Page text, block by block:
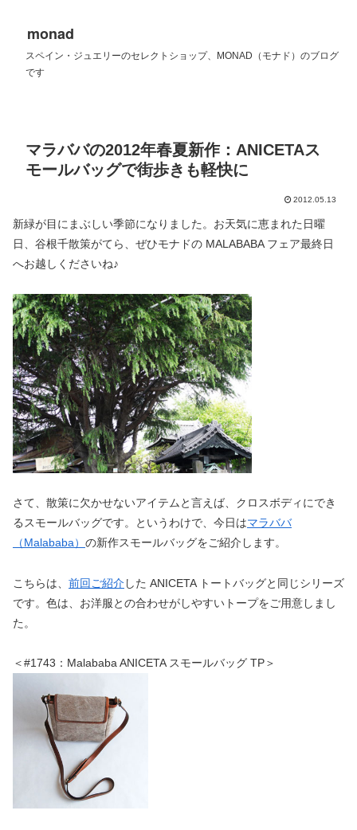
monad
スペイン・ジュエリーのセレクトショップ、MONAD（モナド）のブログ
です
マラババの2012年春夏新作：ANICETAス
モールバッグで街歩きも軽快に
2012.05.13
新緑が目にまぶしい季節になりました。お天気に恵まれた日曜
日、谷根千散策がてら、ぜひモナドの MALABABA フェア最終日
へお越しくださいね♪
さて、散策に欠かせないアイテムと言えば、クロスボディにでき
るスモールバッグです。というわけで、今日はマラババ
（Malababa） の新作スモールバッグをご紹介します。
こちらは、 前回ご紹介した ANICETA トートバッグと同じシリーズ
です。色は、お洋服との合わせがしやすいトープをご用意しまし
た。
＜#1743：Malababa ANICETA スモールバッグ TP＞